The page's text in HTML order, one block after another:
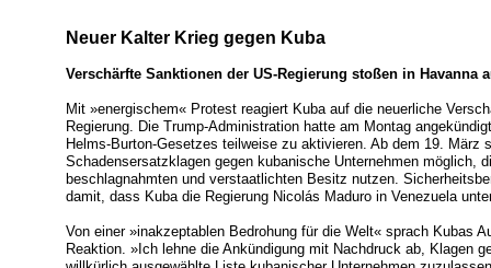
Neuer Kalter Krieg gegen Kuba
Verschärfte Sanktionen der US-Regierung stoßen in Havanna
Mit »energischem« Protest reagiert Kuba auf die neuerliche
Regierung. Die Trump-Administration hatte am Montag
Helms-Burton-Gesetzes teilweise zu aktivieren. Ab dem 19. März
Schadensersatzklagen gegen kubanische Unternehmen möglich,
beschlagnahmten und verstaatlichten Besitz nutzen.
damit, dass Kuba die Regierung Nicolás Maduro in Venezuela
Von einer »inakzeptablen Bedrohung für die Welt« sprach Kubas
Reaktion. »Ich lehne die Ankündigung mit Nachdruck ab, Klagen